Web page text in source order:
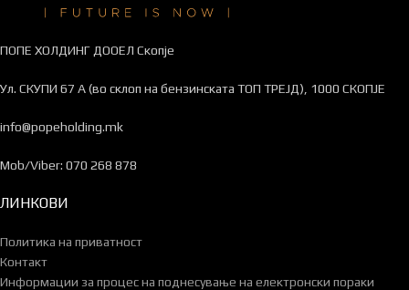
ПОПЕ ХОЛДИНГ ДООЕЛ Скопје
Ул. СКУПИ 67 А (во склоп на бензинската ТОП ТРЕЈД), 1000 СКОПЈЕ
info@popeholding.mk
Mob/Viber: 070 268 878
ЛИНКОВИ
Политика на приватност
Контакт
Информации за процес на поднесување на електронски пораки